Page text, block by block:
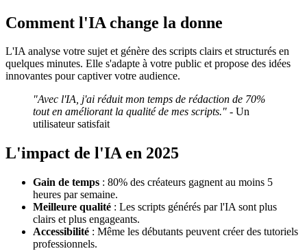
Comment l'IA change la donne
L'IA analyse votre sujet et génère des scripts clairs et structurés en
quelques minutes. Elle s'adapte à votre public et propose des idées
innovantes pour captiver votre audience.
"Avec l'IA, j'ai réduit mon temps de rédaction de 70%
tout en améliorant la qualité de mes scripts." - Un
utilisateur satisfait
L'impact de l'IA en 2025
Gain de temps : 80% des créateurs gagnent au moins 5
heures par semaine.
Meilleure qualité : Les scripts générés par l'IA sont plus
clairs et plus engageants.
Accessibilité : Même les débutants peuvent créer des tutoriels
professionnels.